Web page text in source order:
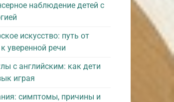
наблюдение детей с
искусство: путь от
уверенной речи
с английским: как дети
играя
симптомы, причины и